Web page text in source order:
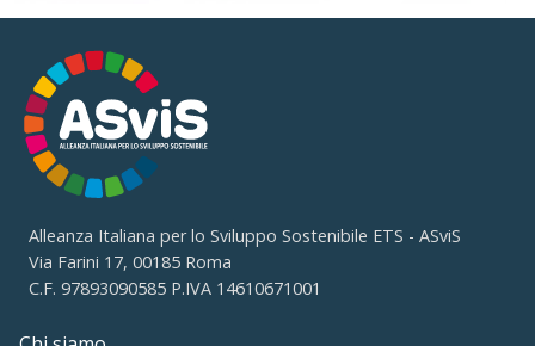
Alleanza Italiana per lo Sviluppo Sostenibile ETS - ASviS
Via Farini 17, 00185 Roma
C.F. 97893090585 P.IVA 14610671001